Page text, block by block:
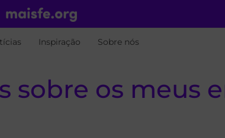
Inspiração Sobre nós
sobre os meus